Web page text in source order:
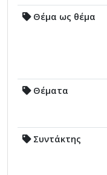
Θέμα ως θέμα
Θέματα
Συντάκτης